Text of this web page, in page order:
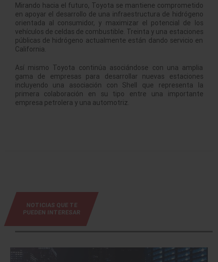
Mirando hacia el futuro, Toyota se mantiene comprometido
en apoyar el desarrollo de una infraestructura de hidrógeno
orientada al consumidor, y maximizar el potencial de los
vehículos de celdas de combustible. Treinta y una estaciones
públicas de hidrógeno actualmente están dando servicio en
California.
Así mismo Toyota continúa asociándose con una amplia
gama de empresas para desarrollar nuevas estaciones
incluyendo una asociación con Shell que representa la
primera colaboración en su tipo entre una importante
empresa petrolera y una automotriz.
NOTICIAS QUE TE
PUEDEN INTERESAR